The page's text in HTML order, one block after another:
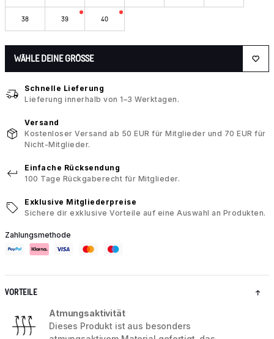
38 39 40
WÄHLE DEINE GRÖSSE
Schnelle Lieferung
Lieferung innerhalb von 1–3 Werktagen.
Versand
Kostenloser Versand ab 50 EUR für Mitglieder und 70 EUR für
Nicht-Mitglieder.
Einfache Rücksendung
100 Tage Rückgaberecht für Mitglieder.
Exklusive Mitgliederpreise
Sichere dir exklusive Vorteile auf eine Auswahl an Produkten.
Zahlungsmethode
VORTEILE
Atmungsaktivität
Dieses Produkt ist aus besonders